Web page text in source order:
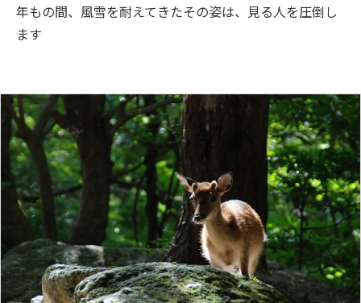
年もの間、風雪を耐えてきたその姿は、見る人を圧倒し
ます